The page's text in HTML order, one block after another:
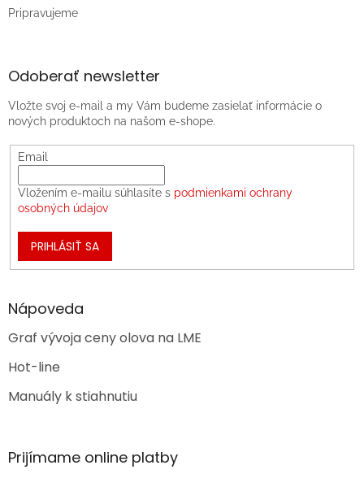
Pripravujeme
Odoberať newsletter
Vložte svoj e-mail a my Vám budeme zasielať informácie o
nových produktoch na našom e-shope.
Email
Vložením e-mailu súhlasíte s podmienkami ochrany
osobných údajov
PRIHLÁSIŤ SA
Nápoveda
Graf vývoja ceny olova na LME
Hot-line
Manuály k stiahnutiu
Prijímame online platby